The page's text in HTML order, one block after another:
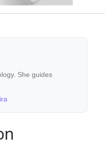
She guides